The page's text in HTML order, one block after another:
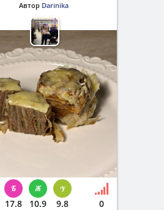
Автор Darinika
17.8 10.9 9.8 0